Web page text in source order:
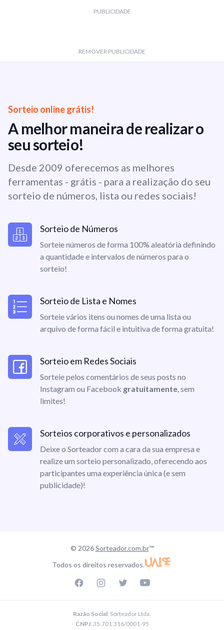
PUBLICIDADE
REMOVER PUBLICIDADE
Sorteio online grátis!
A melhor maneira de realizar o
seu sorteio!
Desde 2009 oferecemos as melhores
ferramentas - grátis - para a realização do seu
sorteio de números, lista ou redes sociais!
Sorteio de Números
Sorteie números de forma 100% aleatória definindo
a quantidade e intervalos de números para o
sorteio!
Sorteio de Lista e Nomes
Sorteie vários itens ou nomes de uma lista ou
arquivo de forma fácil e intuitiva de forma gratuita!
Sorteio em Redes Sociais
Sorteie pelos comentários de seus posts no
Instagram ou Facebook gratuitamente, sem
limites!
Sorteios corporativos e personalizados
Deixe o Sorteador com a cara da sua empresa e
realize um sorteio personalizado, oferecendo aos
participantes uma experiência única (e sem
publicidade)!
© 2026Sorteador.com.br™
Todos os direitos reservados.
Razão Social: Sorteador Ltda.
CNPJ: 35.701.316/0001-95